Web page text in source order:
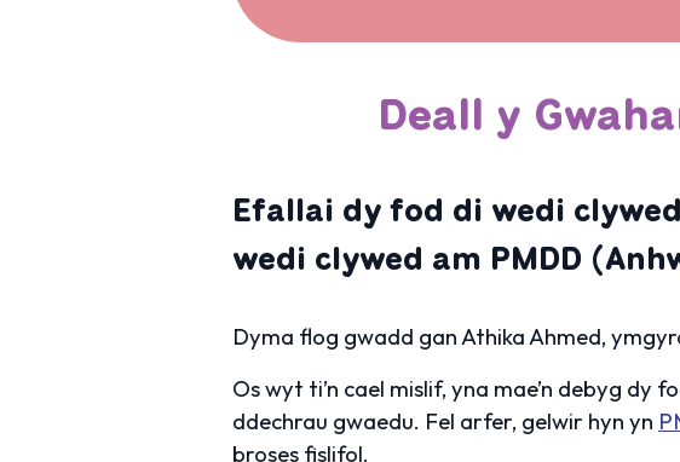
Deall y
Efallai dy fod di wedi
wedi clywed am PMDD
Dyma flog gwadd gan Athika Ahmed,
Os wyt ti’n cael mislif, yna mae’n debyg
ddechrau gwaedu. Fel arfer, gelwir hyn yn
broses fislifol.